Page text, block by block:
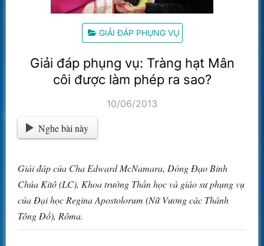
GIẢI ĐÁP PHỤNG VỤ
Giải đáp phụng vụ: Tràng hạt Mân
côi được làm phép ra sao?
10/06/2013
Nghe bài này
Giải đáp của Cha Edward McNamara, Dòng Đạo Binh
Chúa Kitô (LC), Khoa trưởng Thần học và giáo sư phụng vụ
của Đại học Regina Apostolorum (Nữ Vương các Thánh
Tông Đồ), Rôma.